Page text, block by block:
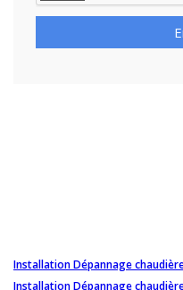
Installation Dépannage
Installation Dépannage